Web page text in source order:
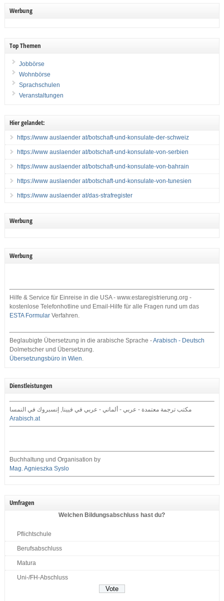
Werbung
Top Themen
Jobbörse
Wohnbörse
Sprachschulen
Veranstaltungen
Hier gelandet:
https://www auslaender at/botschaft-und-konsulate-der-schweiz
https://www auslaender at/botschaft-und-konsulate-von-serbien
https://www auslaender at/botschaft-und-konsulate-von-bahrain
https://www auslaender at/botschaft-und-konsulate-von-tunesien
https://www auslaender at/das-strafregister
Werbung
Werbung
Hilfe & Service für Einreise in die USA - www.estaregistrierung.org -
kostenlose Telefonhotline und Email-Hilfe für alle Fragen rund um das
ESTA FormularVerfahren.
Beglaubigte Übersetzung in die arabische Sprache -Arabisch - Deutsch
Dolmetscher und Übersetzung.
Übersetzungsbüro in Wien.
Dienstleistungen
مكتب ترجمة معتمدة - عربي - ألماني - عربي في فيينا, إنسبروك في النمسا
Arabisch.at
Buchhaltung und Organisation by
Mag. Agnieszka Syslo
Umfragen
Welchen Bildungsabschluss hast du?
Pflichtschule
Berufsabschluss
Matura
Uni-/FH-Abschluss